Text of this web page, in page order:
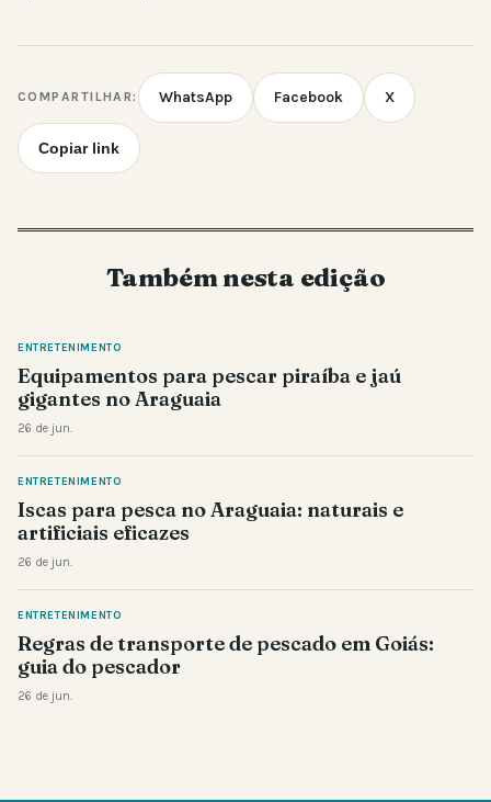
COMPARTILHAR: WhatsApp Facebook X
Copiar link
Também nesta edição
ENTRETENIMENTO
Equipamentos para pescar piraíba e jaú
gigantes no Araguaia
26 de jun.
ENTRETENIMENTO
Iscas para pesca no Araguaia: naturais e
artificiais eficazes
26 de jun.
ENTRETENIMENTO
Regras de transporte de pescado em Goiás:
guia do pescador
26 de jun.